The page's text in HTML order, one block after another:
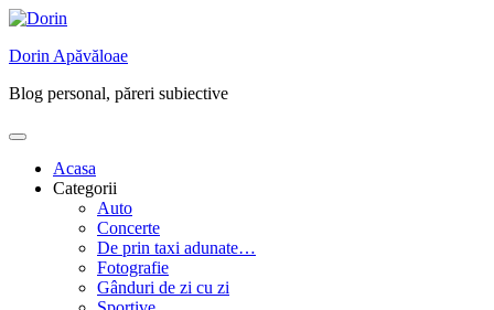
Skip
content
Dorin Apăvăloae
Blog personal, păreri subiective
Acasa
Categorii
Auto
Concerte
De prin taxi adunate…
Fotografie
Gânduri de zi cu zi